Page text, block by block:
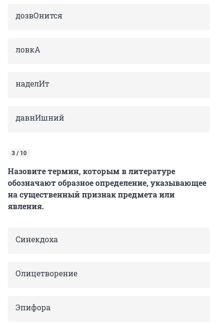
дозвОнится
ловкА
наделИт
давнИшний
3 / 10
Назовите термин, которым в литературе
обозначают образное определение, указывающее
на существенный признак предмета или
явления.
Синекдоха
Олицетворение
Эпифора